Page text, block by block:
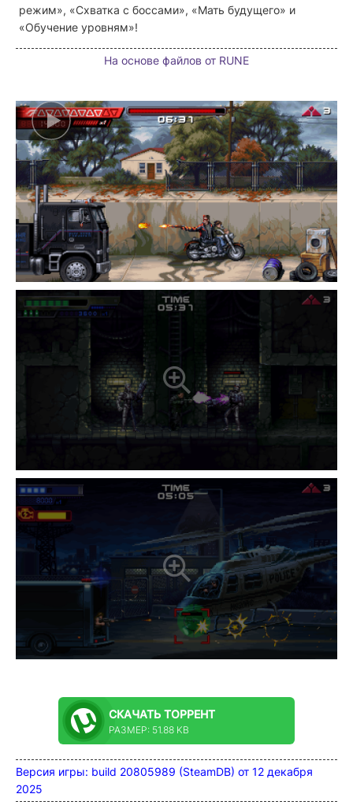
режим», «Схватка с боссами», «Мать будущего» и
«Обучение уровням»!
На основе файлов от RUNE
СКАЧАТЬ ТОРРЕНТ
РАЗМЕР: 51.88 KB
Версия игры: build 20805989 (SteamDB) от 12 декабря
2025